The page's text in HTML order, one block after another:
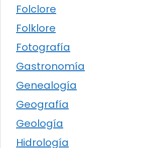
Folclore
Folklore
Fotografía
Gastronomía
Genealogía
Geografía
Geología
Hidrología